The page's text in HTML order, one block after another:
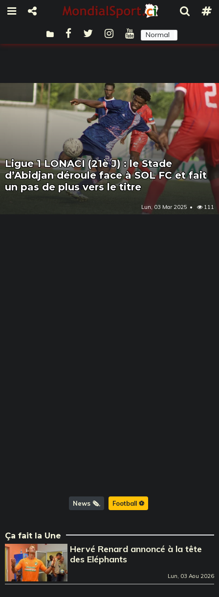
Normal
Ligue 1 LONACI (21è J) : le Stade
d’Abidjan déroule face à SOL FC et fait
un pas de plus vers le titre
Lun, 03 Mar 2025 111
News 🗞️ Football ⚽️
Ça fait la Une
Hervé Renard annoncé à la tête
des Eléphants
Lun, 03 Aou 2026